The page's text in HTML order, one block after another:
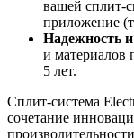
вашей сплит-
приложение
Надежность и
и материалов
5 лет.
Сплит-система
сочетание